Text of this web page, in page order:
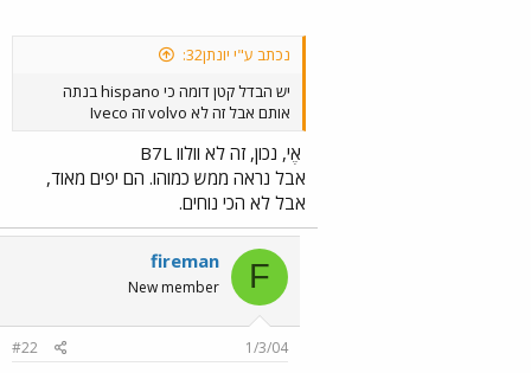
נכתב ע"י יונתן32:
יש הבדל קטן דומה כי hispano בנתה
אותם אבל זה לא volvo זה Iveco
אֶי, נכון, זה לא וולוו B7L
אבל נראה ממש כמוהו. הם יפים מאוד,
אבל לא הכי נוחים.
F
fireman
New member
1/3/04
#22